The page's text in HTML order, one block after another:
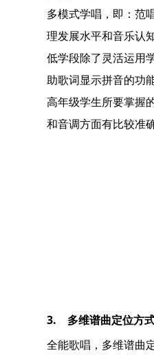
多模式学唱，即：范
理发展水平和音乐认
低学段除了灵活运用
助歌词显示拼音的功
高年级学生所要掌握
和音调方面有比较准
3. 多维谱曲定位方
全能歌唱，多维谱曲